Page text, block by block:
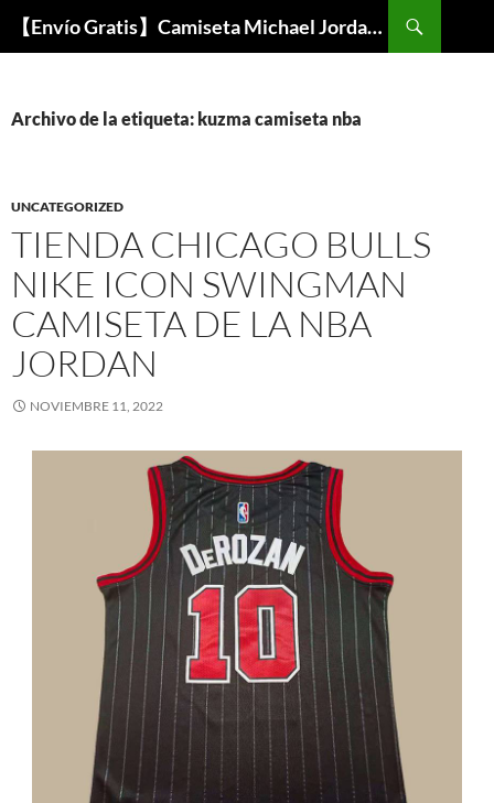
【Envío Gratis】Camiseta Michael Jordan NBA Barata
Buscar
Archivo de la etiqueta: kuzma camiseta nba
UNCATEGORIZED
TIENDA CHICAGO BULLS
NIKE ICON SWINGMAN
CAMISETA DE LA NBA
JORDAN
NOVIEMBRE 11, 2022